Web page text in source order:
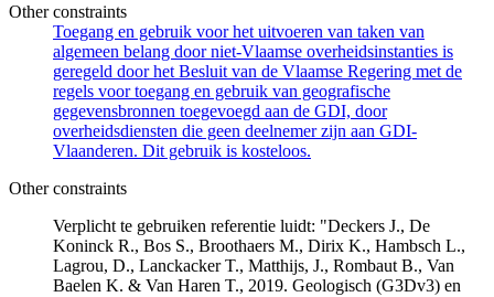
Other constraints
Toegang en gebruik voor het uitvoeren van taken van
algemeen belang door niet-Vlaamse overheidsinstanties is
geregeld door het Besluit van de Vlaamse Regering met de
regels voor toegang en gebruik van geografische
gegevensbronnen toegevoegd aan de GDI, door
overheidsdiensten die geen deelnemer zijn aan GDI-
Vlaanderen. Dit gebruik is kosteloos.
Other constraints
Verplicht te gebruiken referentie luidt: "Deckers J., De
Koninck R., Bos S., Broothaers M., Dirix K., Hambsch L.,
Lagrou, D., Lanckacker T., Matthijs, J., Rombaut B., Van
Baelen K. & Van Haren T., 2019. Geologisch (G3Dv3) en